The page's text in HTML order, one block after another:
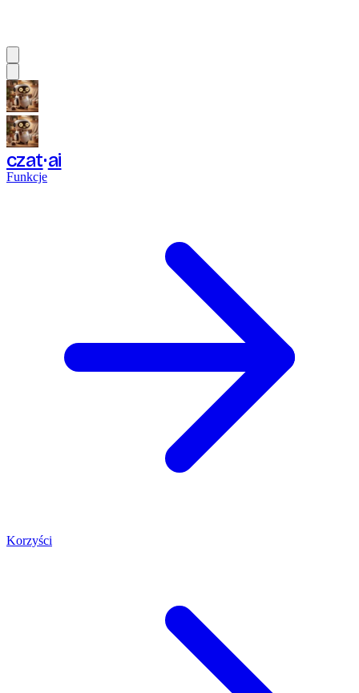
czat ai
Funkcje
Korzyści